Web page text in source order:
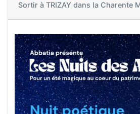
Sortir à TRIZAY dans la Charente